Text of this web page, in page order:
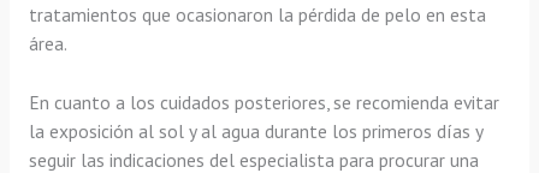
tratamientos que ocasionaron la pérdida de pelo en esta
área.
En cuanto a los cuidados posteriores, se recomienda evitar
la exposición al sol y al agua durante los primeros días y
seguir las indicaciones del especialista para procurar una